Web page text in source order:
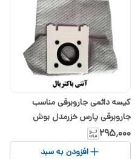
کیسه دائمی جاروبرقی مناسب
جاروبرقی پارس خزرمدل بوش
۲۹۵٬۰۰۰
افزودن به سبد